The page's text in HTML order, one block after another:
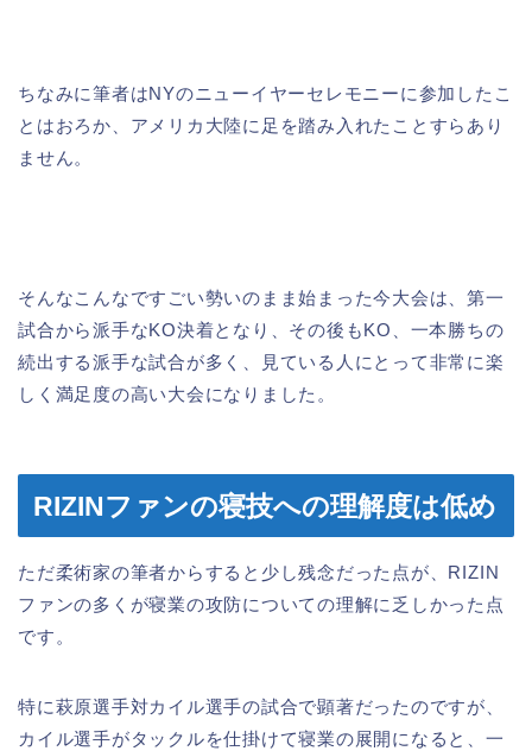
ちなみに筆者はNYのニューイヤーセレモニーに参加したこ
とはおろか、アメリカ大陸に足を踏み入れたことすらあり
ません。
そんなこんなですごい勢いのまま始まった今大会は、第一
試合から派手なKO決着となり、その後もKO、一本勝ちの
続出する派手な試合が多く、見ている人にとって非常に楽
しく満足度の高い大会になりました。
RIZINファンの寝技への理解度は低め
ただ柔術家の筆者からすると少し残念だった点が、RIZIN
ファンの多くが寝業の攻防についての理解に乏しかった点
です。
特に萩原選手対カイル選手の試合で顕著だったのですが、
カイル選手がタックルを仕掛けて寝業の展開になると、一